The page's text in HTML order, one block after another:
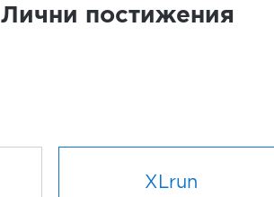
Лични постижения
XLrun